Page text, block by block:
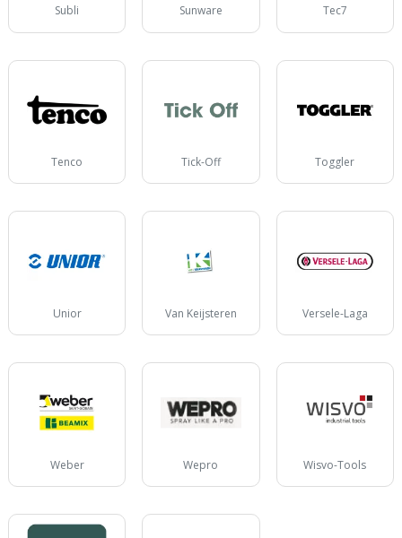
Subli Sunware Tec7
Tenco Tick-Off Toggler
Unior Van Keijsteren Versele-Laga
Weber Wepro Wisvo-Tools